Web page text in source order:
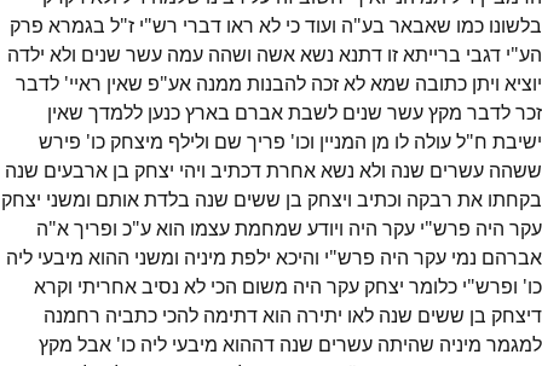
בלשונו כמו שאבאר בע"ה ועוד כי לא ראו דברי רש"י ז"ל בגמרא פרק
הע"י דגבי ברייתא זו דתנא נשא אשה ושהה עמה עשר שנים ולא ילדה
יוציא ויתן כתובה שמא לא זכה להבנות ממנה אע"פ שאין ראיי' לדבר
זכר לדבר מקץ עשר שנים לשבת אברם בארץ כנען ללמדך שאין
ישיבת ח"ל עולה לו מן המניין וכו' פריך שם ולילף מיצחק כו' פירש
ששהה עשרים שנה ולא נשא אחרת דכתיב ויהי יצחק בן ארבעים שנה
בקחתו את רבקה וכתיב ויצחק בן ששים שנה בלדת אותם ומשני יצחק
עקר היה פרש"י עקר היה ויודע שמחמת עצמו הוא ע"כ ופריך א"ה
אברהם נמי עקר היה פרש"י והיכא ילפת מיניה ומשני ההוא מיבעי ליה
כו' ופרש"י כלומר יצחק עקר היה משום הכי לא נסיב אחריתי וקרא
דיצחק בן ששים שנה לאו יתירה הוא דתימה להכי כתביה רחמנה
למגמר מיניה שהיתה עשרים שנה דההוא מיבעי ליה כו' אבל מקץ